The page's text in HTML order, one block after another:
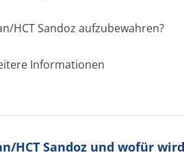
HCT Sandoz aufzubewahren?
Informationen
HCT Sandoz und wofür